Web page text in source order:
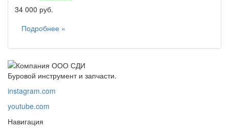
34 000 руб.
Подробнее »
Буровой инструмент и запчасти.
instagram.com
youtube.com
Навигация